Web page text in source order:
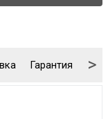
Гарантия >